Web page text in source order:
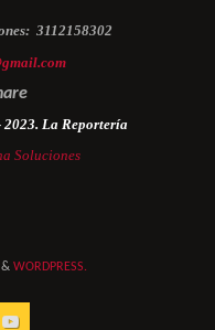
3112158302
2023. La Reportería
Soluciones
& WORDPRESS.